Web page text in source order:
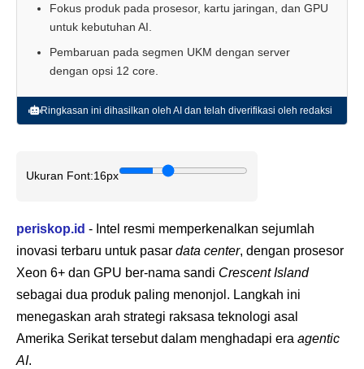
Fokus produk pada prosesor, kartu jaringan, dan GPU
untuk kebutuhan AI.
Pembaruan pada segmen UKM dengan server
dengan opsi 12 core.
Ringkasan ini dihasilkan oleh AI dan telah diverifikasi oleh redaksi
Ukuran Font:16px
periskop.id - Intel resmi memperkenalkan sejumlah
inovasi terbaru untuk pasar data center, dengan prosesor
Xeon 6+ dan GPU ber-nama sandi Crescent Island
sebagai dua produk paling menonjol. Langkah ini
menegaskan arah strategi raksasa teknologi asal
Amerika Serikat tersebut dalam menghadapi era agentic
AI.